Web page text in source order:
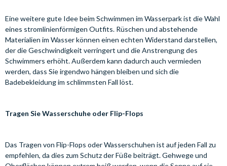
Eine weitere gute Idee beim Schwimmen im Wasserpark ist die Wahl
eines stromlinienförmigen Outfits. Rüschen und abstehende
Materialien im Wasser können einen echten Widerstand darstellen,
der die Geschwindigkeit verringert und die Anstrengung des
Schwimmers erhöht. Außerdem kann dadurch auch vermieden
werden, dass Sie irgendwo hängen bleiben und sich die
Badebekleidung im schlimmsten Fall löst.
Tragen Sie Wasserschuhe oder Flip-Flops
Das Tragen von Flip-Flops oder Wasserschuhen ist auf jeden Fall zu
empfehlen, da dies zum Schutz der Füße beiträgt. Gehwege und